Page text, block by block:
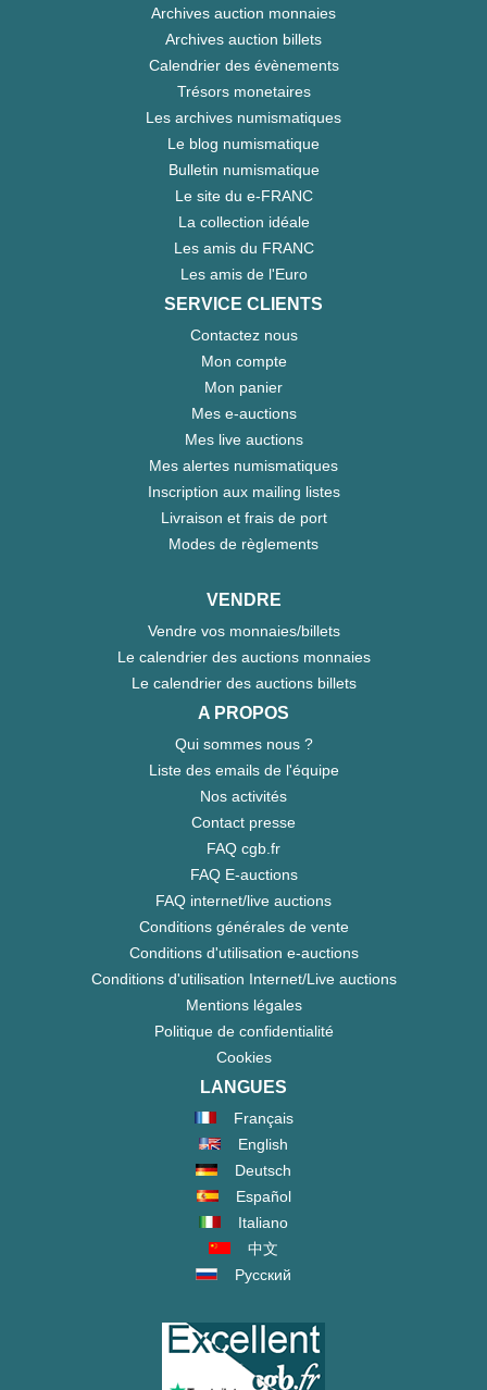
Archives auction monnaies
Archives auction billets
Calendrier des évènements
Trésors monetaires
Les archives numismatiques
Le blog numismatique
Bulletin numismatique
Le site du e-FRANC
La collection idéale
Les amis du FRANC
Les amis de l'Euro
SERVICE CLIENTS
Contactez nous
Mon compte
Mon panier
Mes e-auctions
Mes live auctions
Mes alertes numismatiques
Inscription aux mailing listes
Livraison et frais de port
Modes de règlements
VENDRE
Vendre vos monnaies/billets
Le calendrier des auctions monnaies
Le calendrier des auctions billets
A PROPOS
Qui sommes nous ?
Liste des emails de l'équipe
Nos activités
Contact presse
FAQ cgb.fr
FAQ E-auctions
FAQ internet/live auctions
Conditions générales de vente
Conditions d'utilisation e-auctions
Conditions d'utilisation Internet/Live auctions
Mentions légales
Politique de confidentialité
Cookies
LANGUES
Français
English
Deutsch
Español
Italiano
中文
Русский